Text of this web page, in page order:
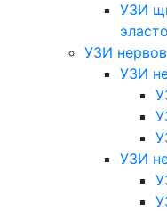
УЗИ
УЗИ нервов
УЗИ
УЗИ